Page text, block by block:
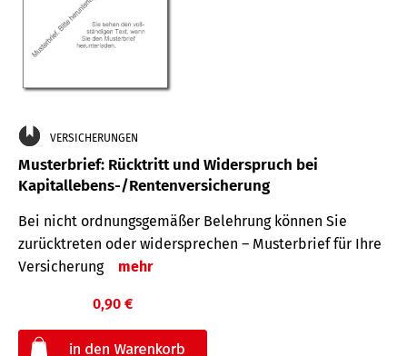
VERSICHERUNGEN
Musterbrief: Rücktritt und Widerspruch bei
Kapitallebens-/Rentenversicherung
Bei nicht ordnungsgemäßer Belehrung können Sie
zurücktreten oder widersprechen – Musterbrief für Ihre
Versicherung
mehr
0,90 €